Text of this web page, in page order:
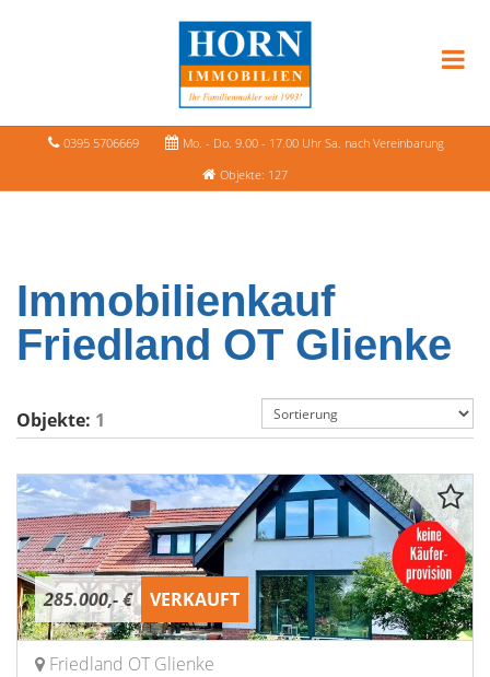
0395 5706669
Mo. - Do. 9.00 - 17.00 Uhr Sa. nach Vereinbarung
Objekte: 127
Immobilienkauf
Friedland OT Glienke
Objekte: 1
285.000,- € VERKAUFT
Friedland OT Glienke